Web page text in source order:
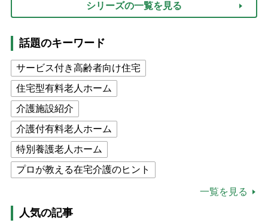
シリーズの一覧を見る
話題のキーワード
サービス付き高齢者向け住宅
住宅型有料老人ホーム
介護施設紹介
介護付有料老人ホーム
特別養護老人ホーム
プロが教える在宅介護のヒント
高木ブー
ケアマネジャー
一覧を見る
人気の記事